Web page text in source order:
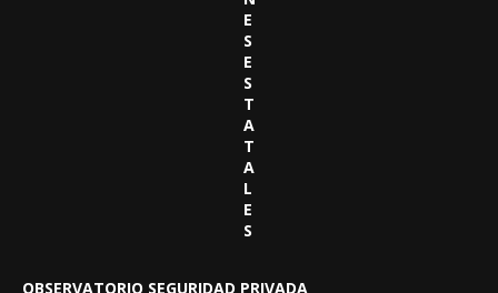
E
S
E
S
T
A
T
A
L
E
S
OBSERVATORIO SEGURIDAD PRIVADA